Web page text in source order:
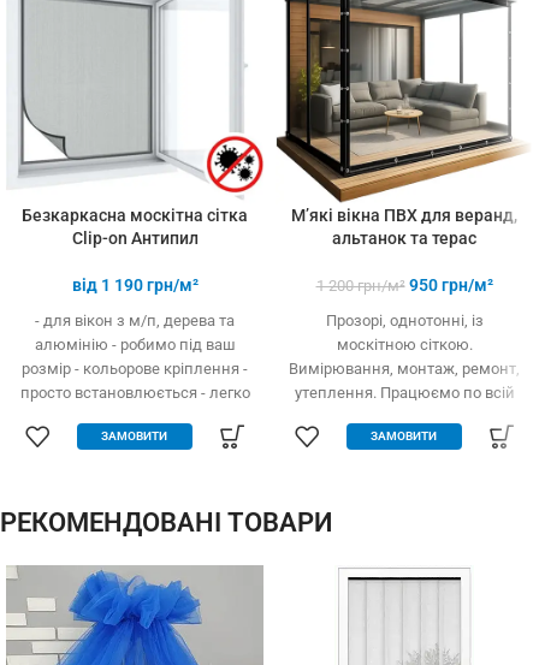
3-х і більше
Безкаркасна москітна сітка
Clip-on Антипил
від 1 190грн/м²
- для вікон з м/п, дерева та
алюмінію - робимо під ваш
розмір - кольорове кріплення -
просто встановлюється - легко
дешевше аналогів за явних
які форми та розміри:
трикутник, трапеція - проста в
потрібний)
ЗАМОВИТИ
М’які вікна ПВХ для веранд,
альтанок та терас
1 200грн/м² 950грн/м²
Прозорі, однотонні, із
москітною сіткою.
Вимірювання, монтаж, ремонт,
утеплення. Працюємо по всій
ЗАМОВИТИ
РЕКОМЕНДОВАНІ ТОВАРИ